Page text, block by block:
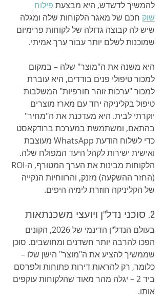
להמשיך לדשדש, היא מבצעת פילוח
שוק חכם של מאגר הלקוחות שלה ומגלה
שיש לה קבוצה גדולה של לקוחות פרימיום
שמוכנות לשלם יותר עבור ערך אמיתי.
היא משנה את ה"מוצר" שלה – במקום
למכור טיפולי פנים בודדים, היא עוברת
למכור "ערכות זוהר חורפיות" המשלבות
טיפול בקליניקה יחד עם מארז מוצרים
יוקרתי לבית. היא מעדכנת את ה"מחיר"
בהתאם, ומשתמשת במערכת ברודקאסט
כדי לשלוח הודעת WhatsApp מעוצבת
ואישית ישירות לקהל היעד המפולח שלה.
(החזר ההשקעה) מזנק, והרווחיות הנקייה
של הקליניקה חוזרת לימיה היפים.
2. סוכני נדל"ן ויועצי משכנתאות
בעולם הנדל"ן הדינמי של 2026, הקונים
הפכו להרבה יותר חשדנים ומחושבים. סוכן
שממשיך להציע את ה"מוצר" הישן שלו –
כלומר, רק להראות דירות פתוחות ולפרסם
ביד 2 – יגלה מהר מאוד שהלקוחות עוקפים
אותו.